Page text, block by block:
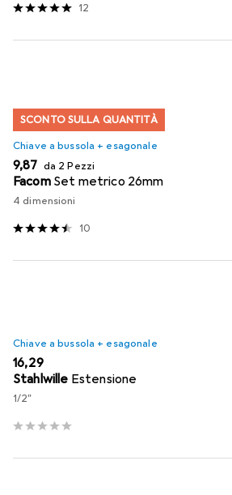
12
SCONTO SULLA QUANTITÀ
Chiave a bussola + esagonale
EUR
9,87 da 2 Pezzi
Facom Set metrico 26mm
4 dimensioni
10
Chiave a bussola + esagonale
EUR
16,29
Stahlwille Estensione
1/2"